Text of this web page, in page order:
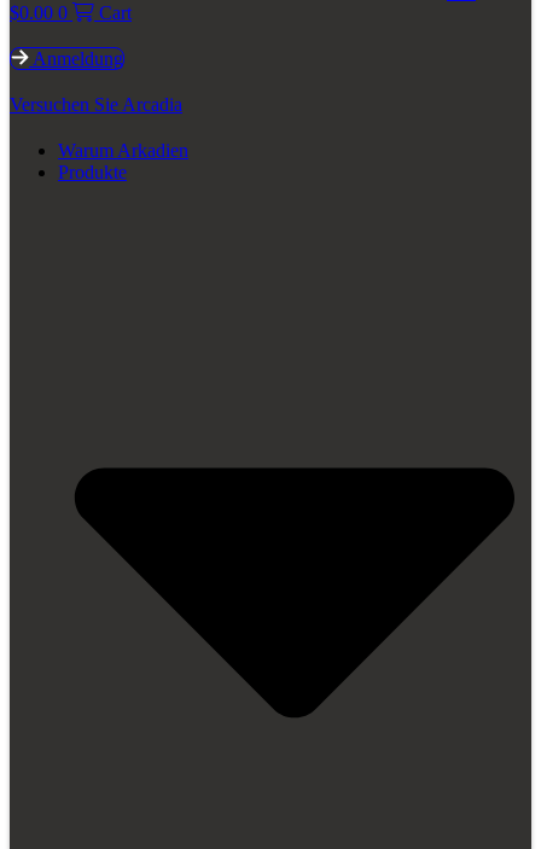
$0.00 0 Cart
Anmeldung
Versuchen Sie Arcadia
Warum Arkadien
Produkte